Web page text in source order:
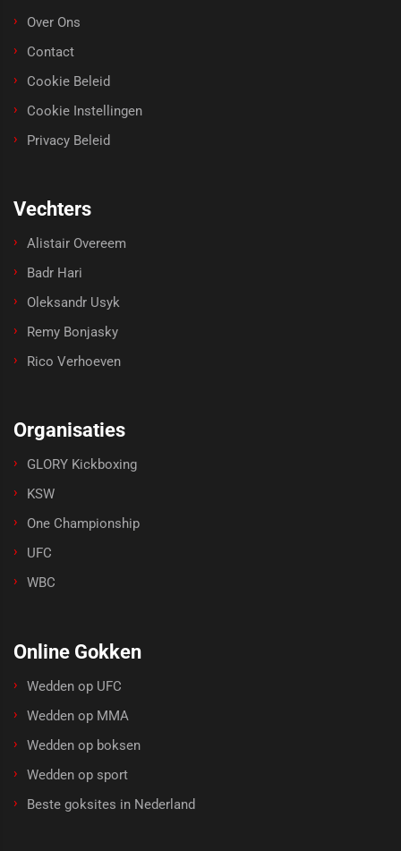
Over Ons
Contact
Cookie Beleid
Cookie Instellingen
Privacy Beleid
Vechters
Alistair Overeem
Badr Hari
Oleksandr Usyk
Remy Bonjasky
Rico Verhoeven
Organisaties
GLORY Kickboxing
KSW
One Championship
UFC
WBC
Online Gokken
Wedden op UFC
Wedden op MMA
Wedden op boksen
Wedden op sport
Beste goksites in Nederland